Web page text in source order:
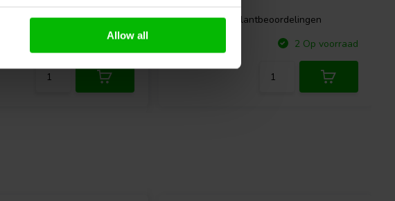
Allow all
3 klantbeoordelingen
3 Op voorraad
1 klantbeoordelingen
2 Op voorraad